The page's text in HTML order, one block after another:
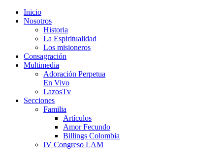
Inicio
Nosotros
Historia
La Espiritualidad
Los misioneros
Consagración
Multimedia
Adoración Perpetua
En Vivo
LazosTv
Secciones
Familia
Artículos
Amor Fecundo
Billings Colombia
IV Congreso LAM